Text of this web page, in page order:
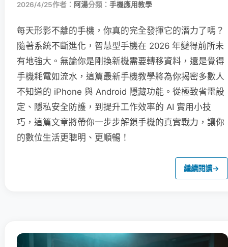
2026/4/25作者： 阿湯分類： 手機應用教學
每天形影不離的手機，你真的完全發揮它的潛力了嗎？
隨著系統不斷進化，智慧型手機在 2026 年變得前所未
有地強大。無論你是剛換新機需要轉移資料，還是覺得
手機耗電如流水，這篇最新手機教學將為你揭密多數人
不知道的 iPhone 與 Android 隱藏功能。從極致省電設
定、隱私安全防護，到提升工作效率的 AI 實用小技
巧，這篇文章將帶你一步步解鎖手機的真實戰力，讓你
的數位生活更聰明、更順暢！
繼續閱讀→